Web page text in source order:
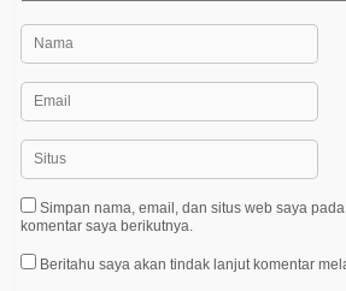
Simpan nama, email, dan situs web saya
komentar saya berikutnya.
Beritahu saya akan tindak lanjut komentar